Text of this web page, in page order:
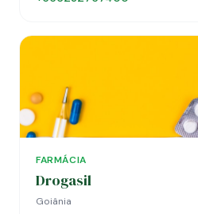
FARMÁCIA
Drogasil
Goiânia